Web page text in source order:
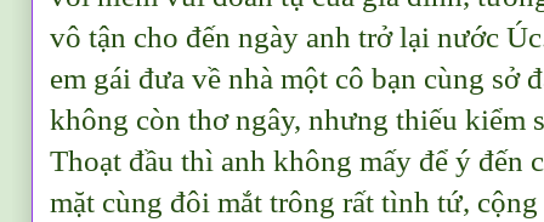
vô tận cho đến ngày anh trở lại nước
em gái đưa về nhà một cô bạn cùng sở
không còn thơ ngây, nhưng thiếu kiểm
Thoạt đầu thì anh không mấy để ý đến
mặt cùng đôi mắt trông rất tình tứ,